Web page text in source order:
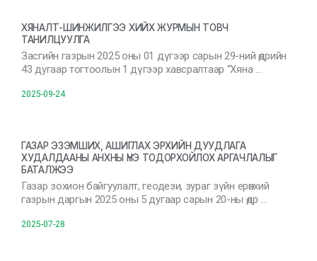
ХЯНАЛТ-ШИНЖИЛГЭЭ ХИЙХ ЖУРМЫН ТОВЧ
ТАНИЛЦУУЛГА
Засгийн газрын 2025 оны 01 дүгээр сарын 29-ний өдрийн
43 дугаар тогтоолын 1 дүгээр хавсралтаар “Хяна …
2025-09-24
ГАЗАР ЭЗЭМШИХ, АШИГЛАХ ЭРХИЙН ДУУДЛАГА
ХУДАЛДААНЫ АНХНЫ ҮНЭ ТОДОРХОЙЛОХ АРГАЧЛАЛЫГ
БАТАЛЖЭЭ
Газар зохион байгуулалт, геодези, зураг зүйн ерөнхий
газрын даргын 2025 оны 5 дугаар сарын 20-ны өдр …
2025-07-28